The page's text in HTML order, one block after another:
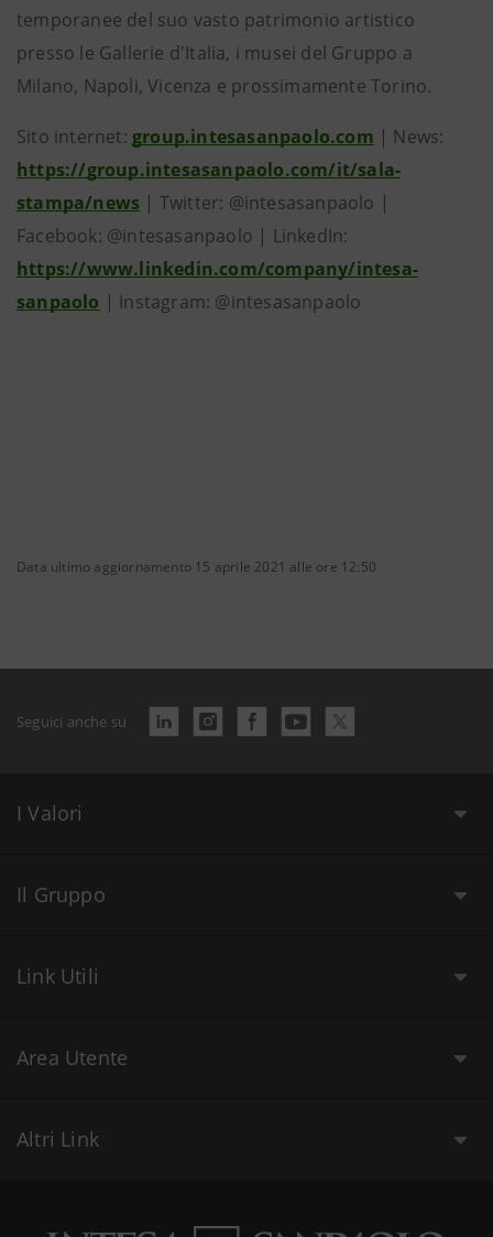
temporanee del suo vasto patrimonio artistico
presso le Gallerie d'Italia, i musei del Gruppo a
Milano, Napoli, Vicenza e prossimamente Torino.
Sito internet: group.intesasanpaolo.com | News:
https://group.intesasanpaolo.com/it/sala-
stampa/news | Twitter: @intesasanpaolo |
Facebook: @intesasanpaolo | LinkedIn:
https://www.linkedin.com/company/intesa-
sanpaolo | Instagram: @intesasanpaolo
Data ultimo aggiornamento 15 aprile 2021 alle ore 12:50
Seguici anche su
I Valori
Il Gruppo
Link Utili
Area Utente
Altri Link